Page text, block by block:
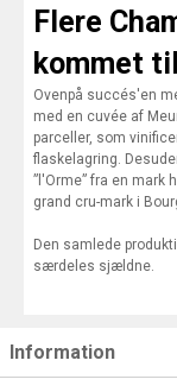
Flere
kommet til
Ovenpå succés'en
med en cuvée af
parceller, som
flaskelagring.
”l'Orme” fra en mark
grand cru-mark i
Den samlede
særdeles sjældne.
Information